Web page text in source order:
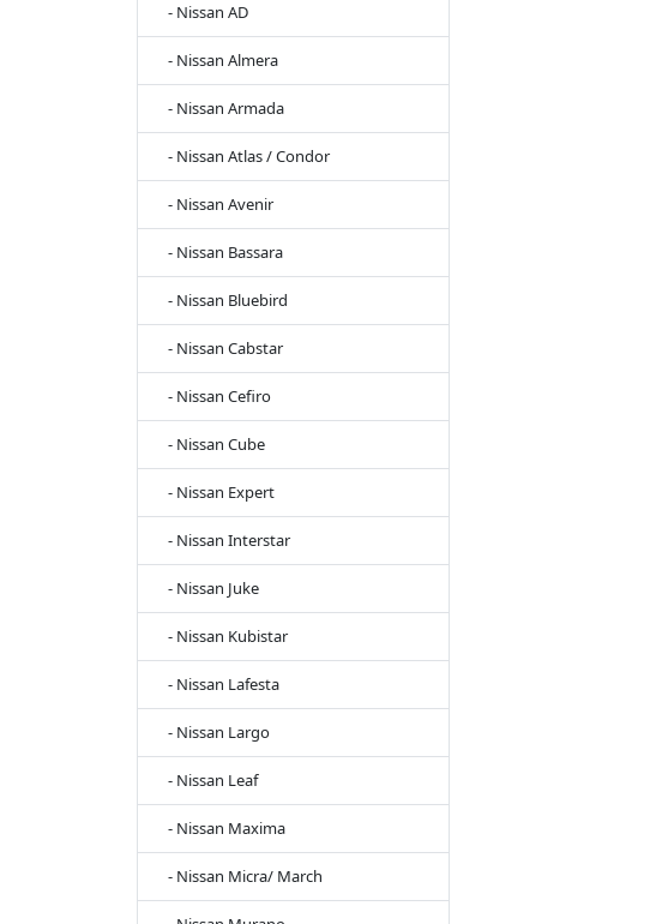
- Nissan AD
- Nissan Almera
- Nissan Armada
- Nissan Atlas / Condor
- Nissan Avenir
- Nissan Bassara
- Nissan Bluebird
- Nissan Cabstar
- Nissan Cefiro
- Nissan Cube
- Nissan Expert
- Nissan Interstar
- Nissan Juke
- Nissan Kubistar
- Nissan Lafesta
- Nissan Largo
- Nissan Leaf
- Nissan Maxima
- Nissan Micra/ March